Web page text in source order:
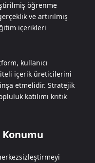
öğrenme
ve artırılmış
içerikleri
kullanıcı
içerik üreticilerini
etmelidir. Stratejik
katılımı kritik
Konumu